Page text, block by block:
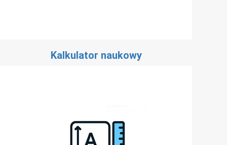
Kalkulator naukowy